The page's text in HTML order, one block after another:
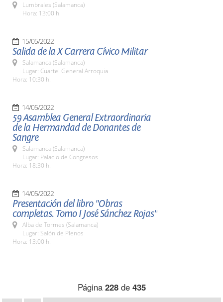
Lumbrales (Salamanca)
Hora: 13:00 h.
15/05/2022
Salida de la X Carrera Cívico Militar
Salamanca (Salamanca)
Lugar: Cuartel General Arroquia
Hora: 10:30 h.
14/05/2022
59 Asamblea General Extraordinaria
de la Hermandad de Donantes de
Sangre
Salamanca (Salamanca)
Lugar: Palacio de Congresos
Hora: 18:30 h.
14/05/2022
Presentación del libro "Obras
completas. Tomo I José Sánchez Rojas"
Alba de Tormes (Salamanca)
Lugar: Salón de Plenos
Hora: 13:00 h.
Página 228de 435